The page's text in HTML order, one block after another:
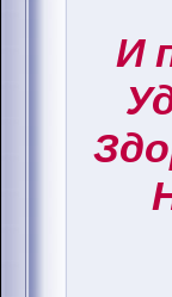
И